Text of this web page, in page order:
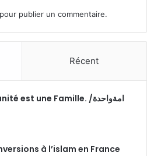
pour publier un commentaire.
Récent
L’humanité est une Famille. /امةواحدة
à l’islam en France